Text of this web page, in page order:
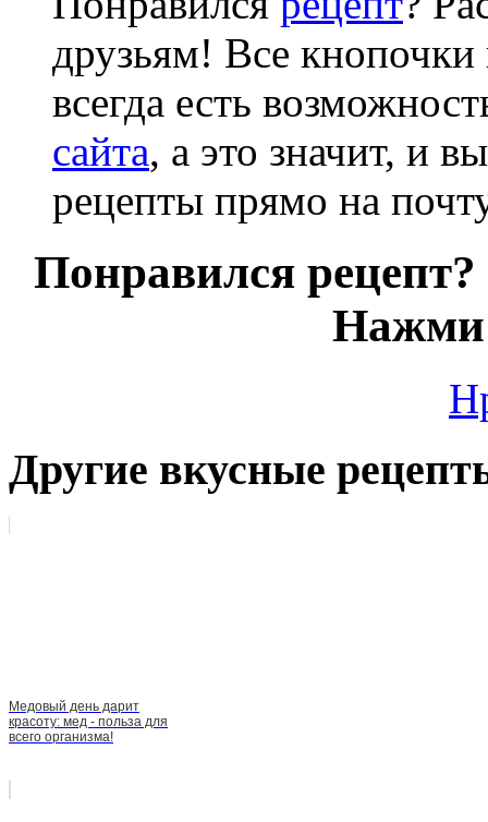
друзьям! Все кнопочки
всегда есть
сайта, а это значит, и
рецепты прямо на
Понравился
Нажми
Другие вкусные
Медовый день дарит
красоту: мед - польза для
всего организма!